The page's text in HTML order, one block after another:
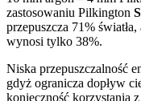
zastosowaniu Pilkington
przepuszcza 71%
wynosi tylko 38%.
Niska przepuszczalność
gdyż ogranicza dopływ
konieczność korzystania